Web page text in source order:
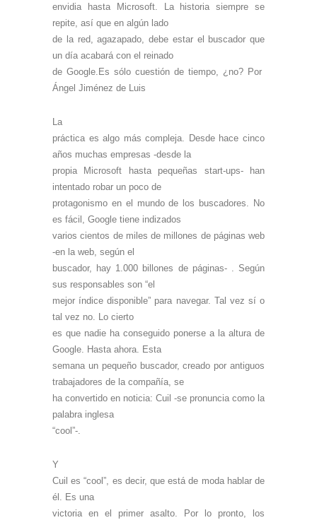
envidia hasta Microsoft. La historia siempre se
repite, así que en algún lado
de la red, agazapado, debe estar el buscador que
un día acabará con el reinado
de Google.Es sólo cuestión de tiempo, ¿no? Por
Ángel Jiménez de Luis
La
práctica es algo más compleja. Desde hace cinco
años muchas empresas -desde la
propia Microsoft hasta pequeñas start-ups- han
intentado robar un poco de
protagonismo en el mundo de los buscadores. No
es fácil, Google tiene indizados
varios cientos de miles de millones de páginas web
-en la web, según el
buscador, hay 1.000 billones de páginas- . Según
sus responsables son “el
mejor índice disponible” para navegar. Tal vez sí o
tal vez no. Lo cierto
es que nadie ha conseguido ponerse a la altura de
Google. Hasta ahora. Esta
semana un pequeño buscador, creado por antiguos
trabajadores de la compañía, se
ha convertido en noticia: Cuil -se pronuncia como la
palabra inglesa
“cool”-.
Y
Cuil es “cool”, es decir, que está de moda hablar de
él. Es una
victoria en el primer asalto. Por lo pronto, los